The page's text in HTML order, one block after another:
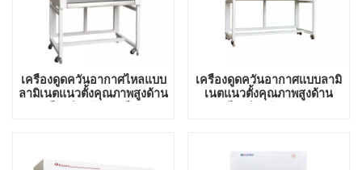
เครื่องดูดควันอากาศไหลแบบ
ลามิเนตแนวตั้งคุณภาพสูงด้าน
เครื่องดูดควันอากาศแบบลามิ
เนตแนวตั้งคุณภาพสูงด้าน